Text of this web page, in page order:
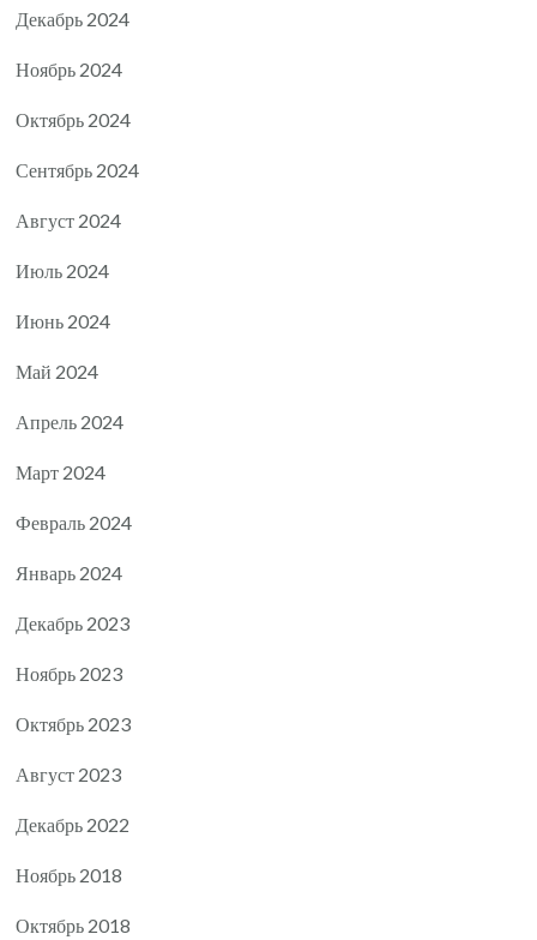
Декабрь 2024
Ноябрь 2024
Октябрь 2024
Сентябрь 2024
Август 2024
Июль 2024
Июнь 2024
Май 2024
Апрель 2024
Март 2024
Февраль 2024
Январь 2024
Декабрь 2023
Ноябрь 2023
Октябрь 2023
Август 2023
Декабрь 2022
Ноябрь 2018
Октябрь 2018